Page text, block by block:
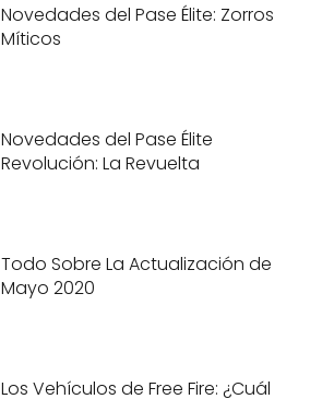
Novedades del Pase Élite: Zorros
Míticos
Novedades del Pase Élite
Revolución: La Revuelta
Todo Sobre La Actualización de
Mayo 2020
Los Vehículos de Free Fire: ¿Cuál